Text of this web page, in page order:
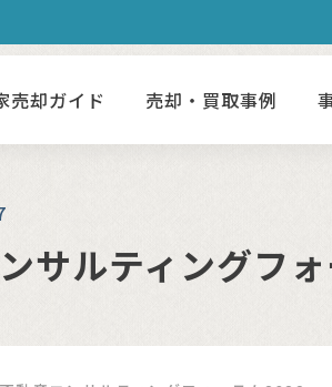
売却ガイド 売却・買取事例
サルティングフ